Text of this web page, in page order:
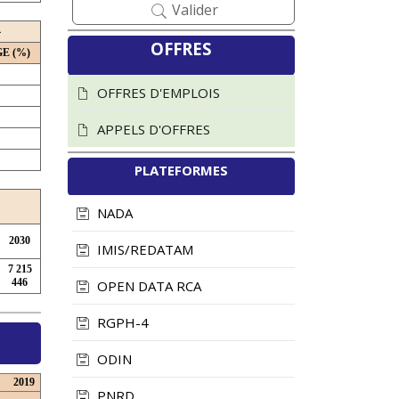
: Les
Nationaux
2021
publiés
Vues : 79
ICASEES :
des informations sur
le Dossier d'Appel
d'Offres (DAO) du
(%)
2030
7 215
446
2019
Valider
OFFRES
OFFRES D'EMPLOIS
APPELS D'OFFRES
PLATEFORMES
NADA
IMIS/REDATAM
OPEN DATA RCA
RGPH-4
ODIN
PNRD